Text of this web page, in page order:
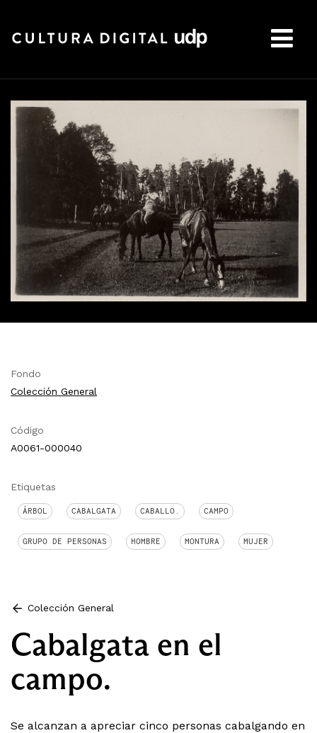
Fondo
Colección General
Código
A0061-000040
Etiquetas
ÁRBOL CABALGATA CABALLO. CAMPO
GRUPO DE PERSONAS HOMBRE MONTURA MUJER
Colección General
Cabalgata en el
campo.
Se alcanzan a apreciar cinco personas cabalgando en